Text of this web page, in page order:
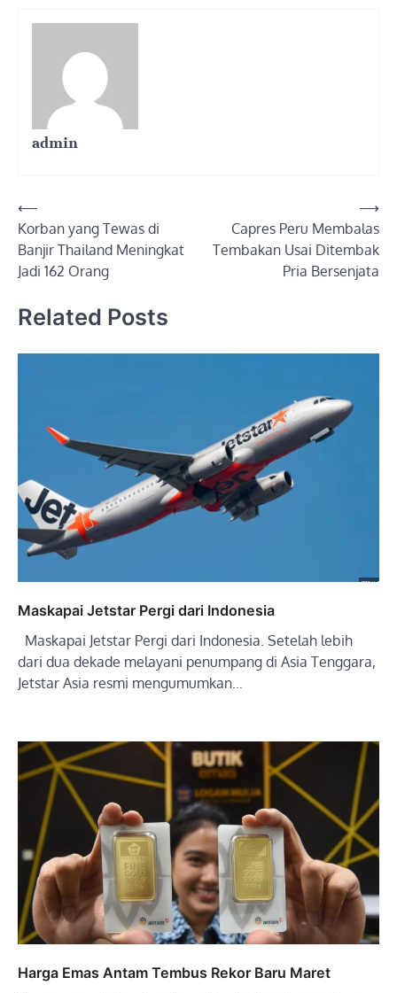
admin
Post
navigation
⟵
Korban yang Tewas di
Banjir Thailand Meningkat
Jadi 162 Orang
Capres Peru Membalas
Tembakan Usai Ditembak
Pria Bersenjata
⟶
Related Posts
Maskapai Jetstar Pergi dari Indonesia
Maskapai Jetstar Pergi dari Indonesia. Setelah lebih
dari dua dekade melayani penumpang di Asia Tenggara,
Jetstar Asia resmi mengumumkan…
Harga Emas Antam Tembus Rekor Baru Maret